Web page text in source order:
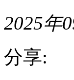
2025年
分享: